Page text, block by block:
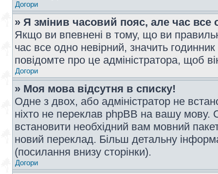
Догори
» Я змінив часовий пояс, але час все
Якщо ви впевнені в тому, що ви
час все одно невірний, значить
повідомте про це адміністратора, щоб
Догори
» Моя мова відсутня в списку!
Одне з двох, або адміністратор не
ніхто не переклав phpBB на вашу мову.
встановити необхідний вам мовний
новий переклад. Більш детальну
(посилання внизу сторінки).
Догори